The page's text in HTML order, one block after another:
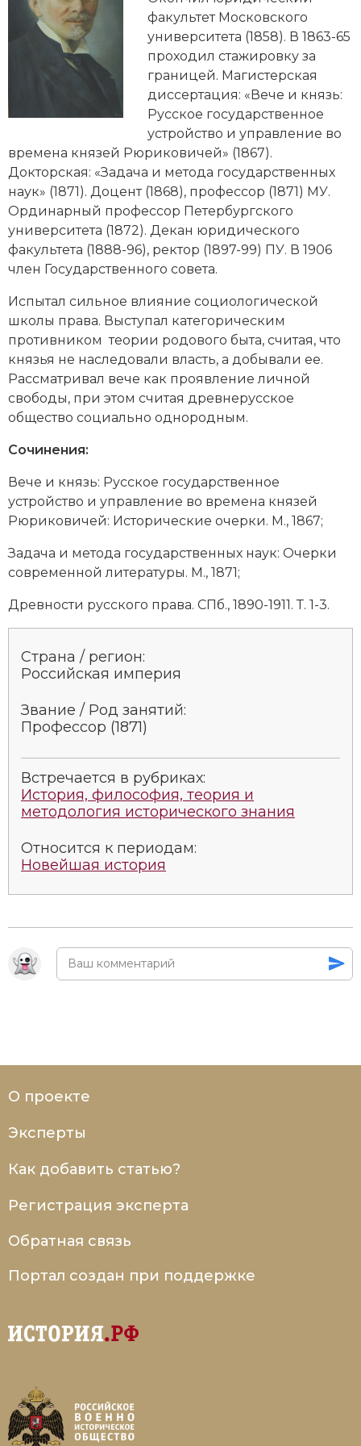
Генеалогия, геральдика
Государство и право
Европа
Историческая география и топонимика
История материальной и духовной культуры
История международных отношений
История, философия, теория и методология
исторического знания
Итория международных отношений
Латинская Америка
Новая история
Новейшая история
Нумизматика
Образование
Общественные объединения и организации
Политическая история
Религия и церковь
Россия
Социально-экономическая история
Специальные исторические дисциплины
СССР
Южная Америка
факультет Московского
университета (1858). В 1863-65
проходил стажировку за
границей. Магистерская
диссертация: «Вече и князь:
Русское государственное
устройство и управление во
времена князей Рюриковичей» (1867).
Докторская: «Задача и метода государственных
наук» (1871). Доцент (1868), профессор (1871) МУ.
Ординарный профессор Петербургского
университета (1872). Декан юридического
факультета (1888-96), ректор (1897-99) ПУ. В 1906
член Государственного совета.
Испытал сильное влияние социологической
школы права. Выступал категорическим
противником теории родового быта, считая, что
князья не наследовали власть, а добывали ее.
Рассматривал вече как проявление личной
свободы, при этом считая древнерусское
общество социально однородным.
Сочинения:
Вече и князь: Русское государственное
устройство и управление во времена князей
Рюриковичей: Исторические очерки. М., 1867;
Задача и метода государственных наук: Очерки
современной литературы. М., 1871;
Древности русского права. СПб., 1890-1911. Т. 1-3.
Страна / регион:
Российская империя
Звание / Род занятий:
Профессор (1871)
Встречается в рубриках:
История, философия, теория и
методология исторического знания
Относится к периодам:
Новейшая история
О проекте
Эксперты
Как добавить статью?
Регистрация эксперта
Обратная связь
Портал создан при поддержке